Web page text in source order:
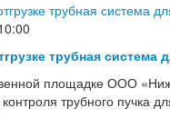
трубная система
площадке ООО
контроля трубного